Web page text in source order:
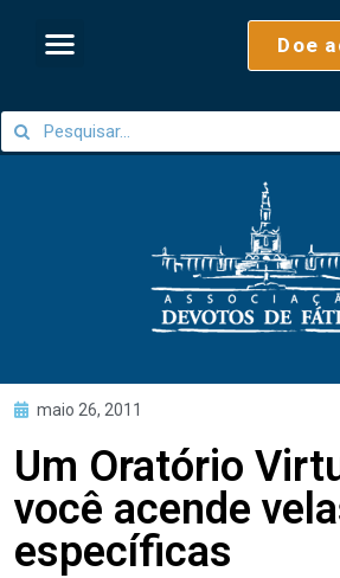
Doe
maio 26, 2011
Um Oratório
você acende
específicas